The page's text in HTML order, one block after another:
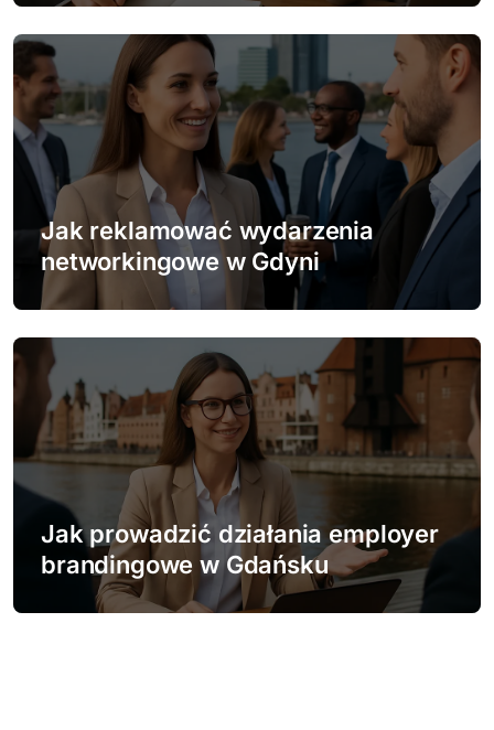
s
u
Jak reklamować wydarzenia
networkingowe w Gdyni
Jak prowadzić działania employer
brandingowe w Gdańsku